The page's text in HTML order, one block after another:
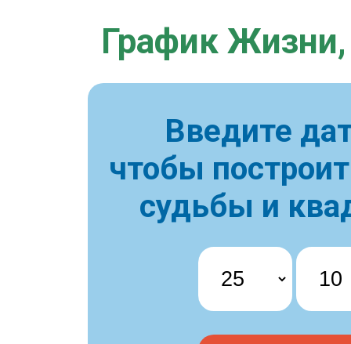
График Жизни,
Введите
чтобы
судьбы и